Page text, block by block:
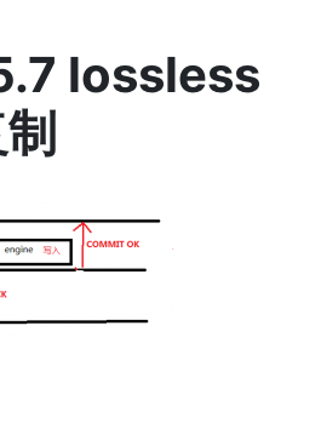
lossless